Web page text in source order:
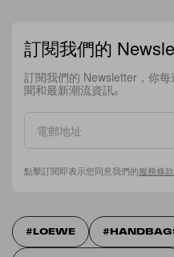
訂閱我們的
訂閱我們的 Newsletter，你
聞和最新潮流資訊。
點擊訂閱即表示您同意我們的服務條款
LOEWE